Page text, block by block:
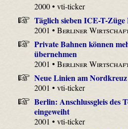
2000 • vti-ticker
Täglich sieben ICE-T-
2001 •Berliner
Private Bahnen können
übernehmen
2001 •Berliner
Neue Linien am Nordkreuz
2001 • vti-ticker
Berlin: Anschlussgleis des
eingeweiht
2001 • vti-ticker